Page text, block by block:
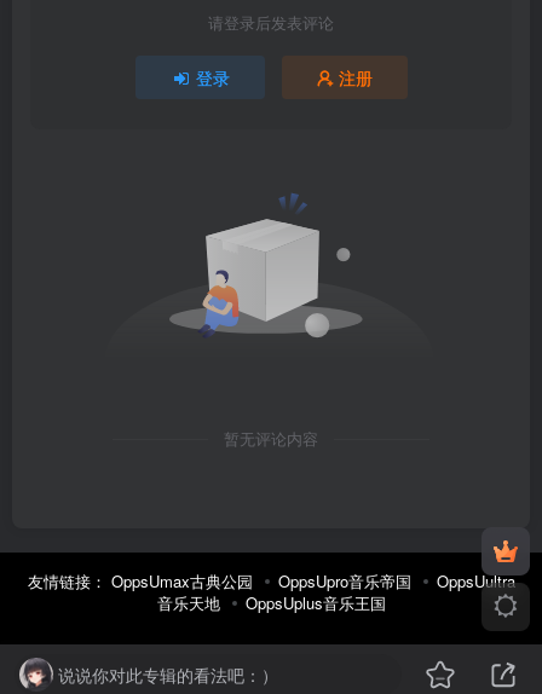
请登录后发表评论
登录 注册
暂无评论内容
友情链接： OppsUmax古典公园 OppsUpro音乐帝国
OppsUultra
音乐天地
OppsUplus音乐王国
说说你对此专辑的看法吧：）